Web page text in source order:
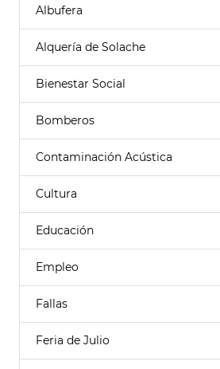
Albufera
Alquería de Solache
Bienestar Social
Bomberos
Contaminación Acústica
Cultura
Educación
Empleo
Fallas
Feria de Julio